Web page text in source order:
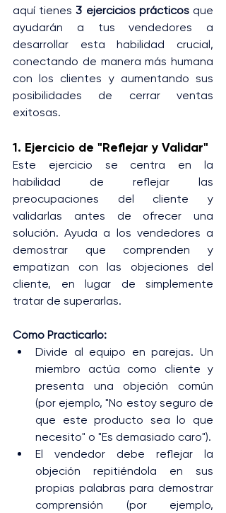
aquí tienes 3 ejercicios prácticos que
ayudarán a tus vendedores a
desarrollar esta habilidad crucial,
conectando de manera más humana
con los clientes y aumentando sus
posibilidades de cerrar ventas
exitosas.
1. Ejercicio de "Reflejar y Validar"
Este ejercicio se centra en la
habilidad de reflejar las
preocupaciones del cliente y
validarlas antes de ofrecer una
solución. Ayuda a los vendedores a
demostrar que comprenden y
empatizan con las objeciones del
cliente, en lugar de simplemente
tratar de superarlas.
Cómo Practicarlo:
Divide al equipo en parejas. Un
miembro actúa como cliente y
presenta una objeción común
(por ejemplo, "No estoy seguro de
que este producto sea lo que
necesito" o "Es demasiado caro").
El vendedor debe reflejar la
objeción repitiéndola en sus
propias palabras para demostrar
comprensión (por ejemplo,